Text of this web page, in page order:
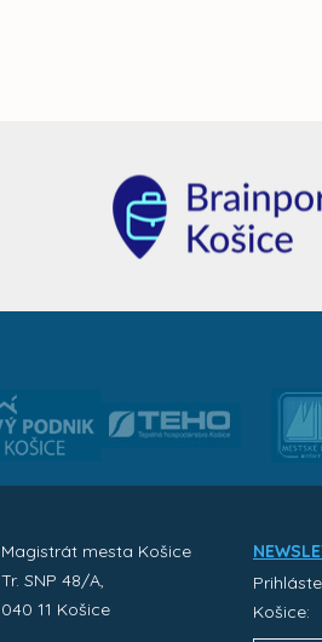
Magistrát mesta Košice
Tr. SNP 48/A,
040 11 Košice
Košice: